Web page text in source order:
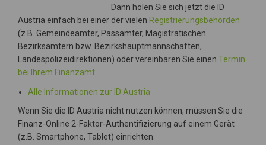
Dann holen Sie sich jetzt die ID
Austria einfach bei einer der vielen Registrierungsbehörden
(z.B. Gemeindeämter, Passämter, Magistratischen
Bezirksämtern bzw. Bezirkshauptmannschaften,
Landespolizeidirektionen) oder vereinbaren Sie einen Termin
bei Ihrem Finanzamt
Alle Informationen zur ID Austria
Wenn Sie die ID Austria nicht nutzen können, müssen Sie die
Finanz-Online 2-Faktor-Authentifizierung auf einem Gerät
(z.B. Smartphone, Tablet) einrichten.